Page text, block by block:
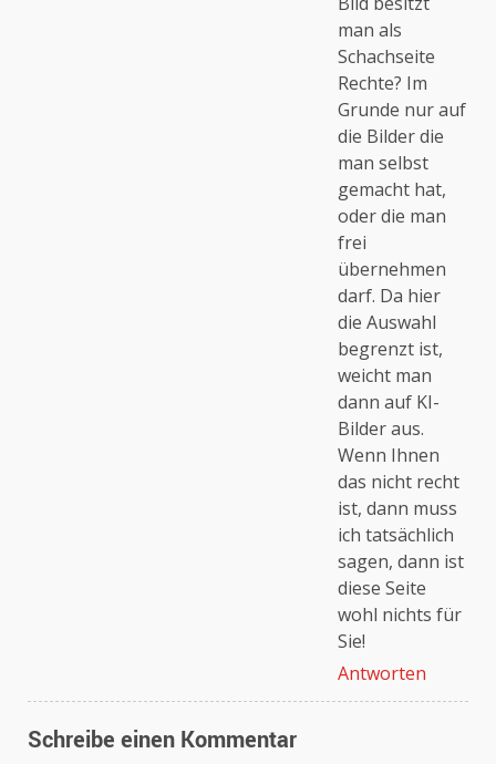
man als
Schachseite
Rechte? Im
Grunde nur auf
die Bilder die
man selbst
gemacht hat,
oder die man
frei
übernehmen
darf. Da hier
die Auswahl
begrenzt ist,
weicht man
dann auf KI-
Bilder aus.
Wenn Ihnen
das nicht recht
ist, dann muss
ich tatsächlich
sagen, dann ist
diese Seite
wohl nichts für
Sie!
Antworten
Schreibe einen Kommentar